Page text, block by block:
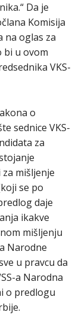
Da je
Komisija
na oglas za
bi u ovom
VKS-
o
sednice VKS-
za
mišljenje
se po
daje
ikakve
mišljenju
Narodne
u pravcu da
a Narodna
o predlogu